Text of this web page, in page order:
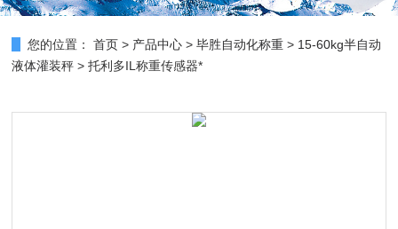
您的位置： 首页 > 产品中心 >毕胜自动化称重 > 15-60kg半自动
液体灌装秤 > 托利多IL称重传感器*